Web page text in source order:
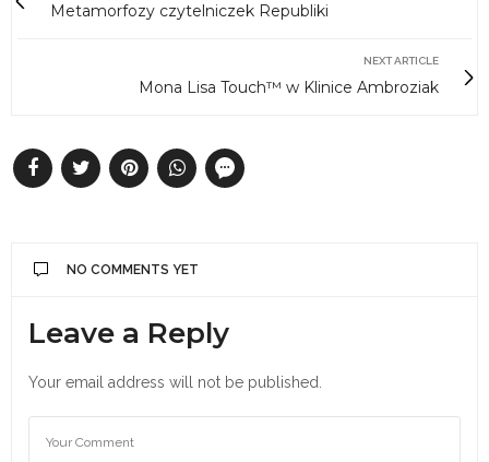
Metamorfozy czytelniczek Republiki
NEXT ARTICLE
Mona Lisa Touch™ w Klinice Ambroziak
NO COMMENTS YET
Leave a Reply
Your email address will not be published.